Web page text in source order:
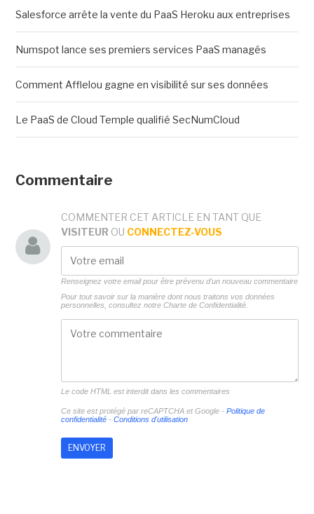
Salesforce arrête la vente du PaaS Heroku aux entreprises
Numspot lance ses premiers services PaaS managés
Comment Afflelou gagne en visibilité sur ses données
Le PaaS de Cloud Temple qualifié SecNumCloud
Commentaire
COMMENTER CET ARTICLE EN TANT QUE
VISITEUR OU CONNECTEZ-VOUS
Renseignez votre email pour être prévenu d'un nouveau commentaire
Pour tout savoir sur la manière dont nous traitons vos données
personnelles, consultez notre Charte de Confidentialité.
Le code HTML est interdit dans les commentaires
Ce site est protégé par reCAPTCHA et Google - Politique de
confidentialité- Conditions d'utilisation